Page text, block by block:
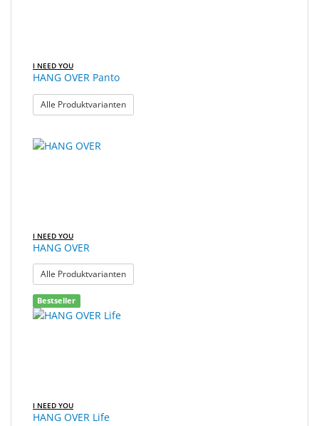
I NEED YOU
HANG OVER Panto
Alle Produktvarianten: HANG OVER Panto
I NEED YOU
HANG OVER
Alle Produktvarianten: HANG OVER
Bestseller
I NEED YOU
HANG OVER Life